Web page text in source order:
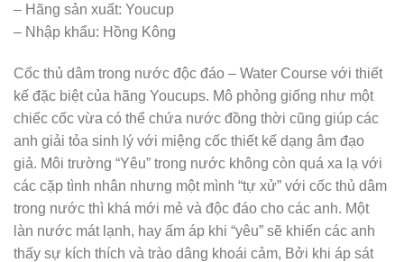
– Hãng sản xuất: Youcup
– Nhập khẩu: Hồng Kông
Cốc thủ dâm trong nước độc đáo – Water Course với thiết
kế đặc biệt của hãng Youcups. Mô phỏng giống như một
chiếc cốc vừa có thể chứa nước đồng thời cũng giúp các
anh giải tỏa sinh lý với miệng cốc thiết kế dạng âm đạo
giả. Môi trường “Yêu” trong nước không còn quá xa lạ với
các cặp tình nhân nhưng một mình “tự xử” với cốc thủ dâm
trong nước thì khá mới mẻ và độc đáo cho các anh. Một
làn nước mát lạnh, hay ấm áp khi “yêu” sẽ khiến các anh
thấy sự kích thích và trào dâng khoái cảm, Bởi khi áp sát